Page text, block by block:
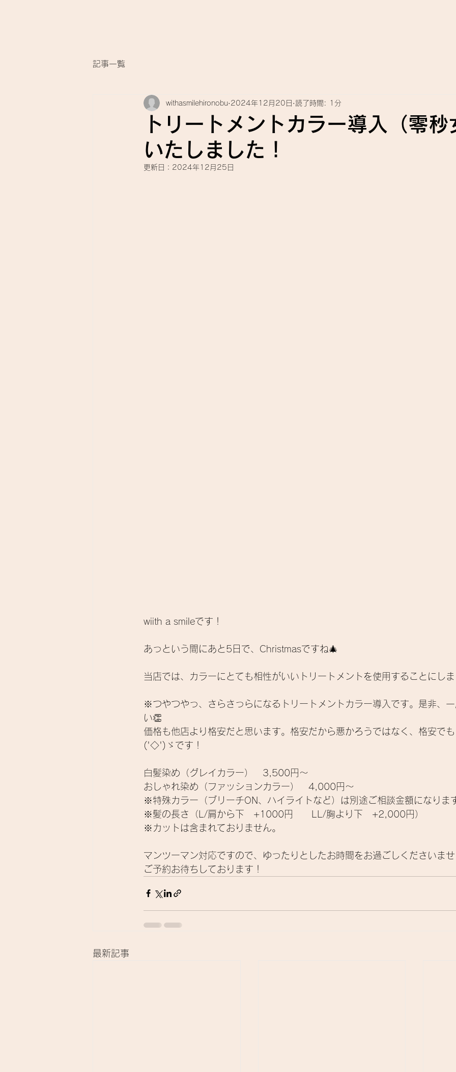
記事一覧
トリートメントカラー導入（零秒
いたしました！
withasmilehironobu 2024年12月20日 読了時間: 1分
更新日： 2024年12月25日
wiith a smileです！
あっという間にあと5日で、Christmasですね🎄
当店では、カラーにとても相性がいいトリートメントを使用することにし
※つやつやっ、さらさっらになるトリートメントカラー導入です。 是非、
い👏
価格も他店より格安だと思います。 格安だから悪かろうではなく、格安で
('◇')ゞです！
白髪染め（グレイカラー）　3,500円～
おしゃれ染め（ファッションカラー） 4,000円～
※特殊カラー（ブリーチON、ハイライトなど）は別途ご相談金額になりま
※髪の長さ（L/肩から下　+1000円　　LL/胸より下　+2,000円）
※カットは含まれておりません。
マンツーマン対応ですので、ゆったりとしたお時間をお過ごしくださいま
ご予約お待ちしております！
最新記事